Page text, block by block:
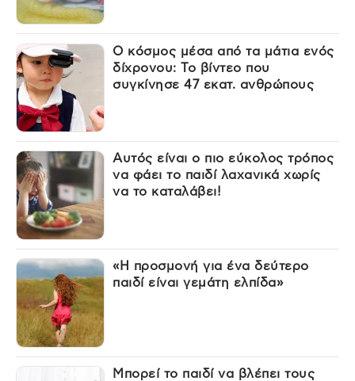
Ο κόσμος μέσα από τα μάτια ενός
δίχρονου: Το βίντεο που
συγκίνησε 47 εκατ. ανθρώπους
Αυτός είναι ο πιο εύκολος τρόπος
να φάει το παιδί λαχανικά χωρίς
να το καταλάβει!
«Η προσμονή για ένα δεύτερο
παιδί είναι γεμάτη ελπίδα»
Μπορεί το παιδί να βλέπει τους